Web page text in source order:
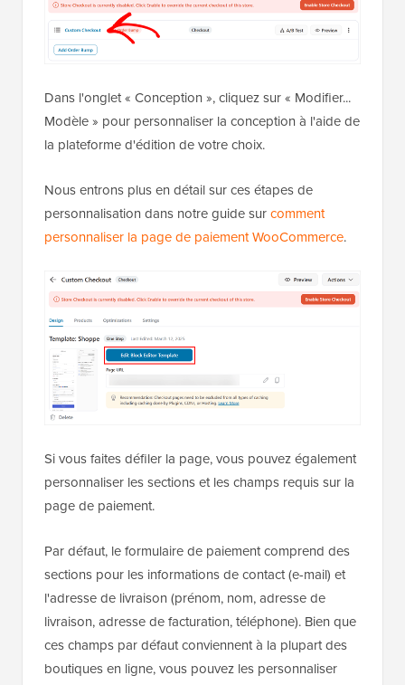
Dans l'onglet « Conception », cliquez sur « Modifier...
Modèle » pour personnaliser la conception à l'aide de
la plateforme d'édition de votre choix.
Nous entrons plus en détail sur ces étapes de
personnalisation dans notre guide surcomment
personnaliser la page de paiement WooCommerce.
Si vous faites défiler la page, vous pouvez également
personnaliser les sections et les champs requis sur la
page de paiement.
Par défaut, le formulaire de paiement comprend des
sections pour les informations de contact (e-mail) et
l'adresse de livraison (prénom, nom, adresse de
livraison, adresse de facturation, téléphone). Bien que
ces champs par défaut conviennent à la plupart des
boutiques en ligne, vous pouvez les personnaliser